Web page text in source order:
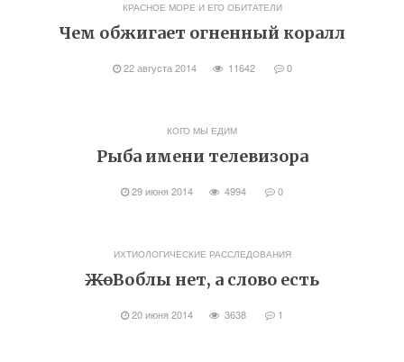
КРАСНОЕ МОРЕ И ЕГО ОБИТАТЕЛИ
Чем обжигает огненный коралл
22 августа 2014 11642 0
КОГО МЫ ЕДИМ
Рыба имени телевизора
29 июня 2014 4994 0
ИХТИОЛОГИЧЕСКИЕ РАССЛЕДОВАНИЯ
ЖоВоблы нет, а слово есть
20 июня 2014 3638 1